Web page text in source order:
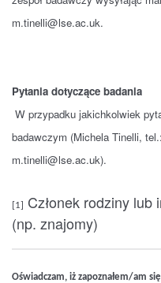
m.tinelli@lse.ac.uk.
Pytania dotyczące badania
W przypadku jakichkolwiek
badawczym (Michela Tinelli,
m.tinelli@lse.ac.uk).
[1]
Członek rodziny
(np. znajomy)
Oświadczam, iż zapoznałem/am